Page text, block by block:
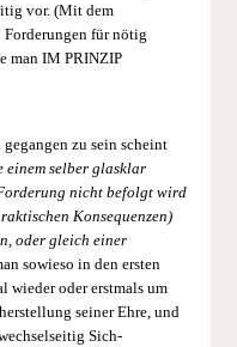
vor. (Mit dem
für nötig
man IM PRINZIP
zu sein scheint
einem selber glasklar
nicht befolgt wird
Konsequenzen)
oder gleich einer
sowieso in den ersten
wieder oder erstmals um
seiner Ehre, und
Sich-